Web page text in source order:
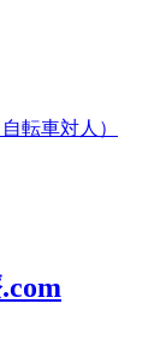
転車対人）